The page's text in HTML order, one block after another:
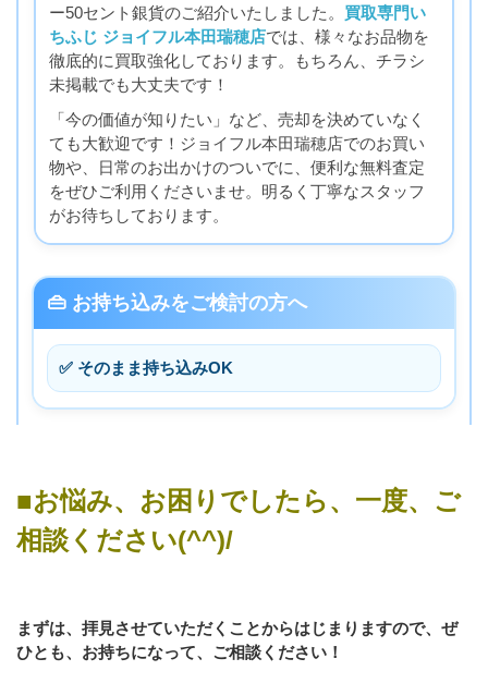
ー50セント銀貨のご紹介いたしました。 買取専門い
ちふじ ジョイフル本田瑞穂店では、様々なお品物を
徹底的に買取強化しております。もちろん、チラシ
未掲載でも大丈夫です！
「今の価値が知りたい」など、売却を決めていなく
ても大歓迎です！ジョイフル本田瑞穂店でのお買い
物や、日常のお出かけのついでに、便利な無料査定
をぜひご利用くださいませ。明るく丁寧なスタッフ
がお待ちしております。
👜 お持ち込みをご検討の方へ
✅ そのまま持ち込みOK
■お悩み、お困りでしたら、一度、ご
相談ください(^^)/
まずは、拝見させていただくことからはじまりますので、ぜ
ひとも、お持ちになって、ご相談ください！